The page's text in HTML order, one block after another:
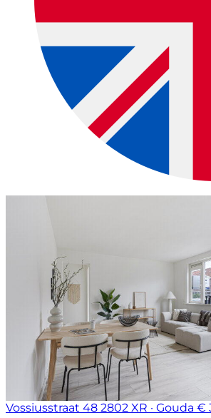
Vossiusstraat 48 2802 XR · Gouda €